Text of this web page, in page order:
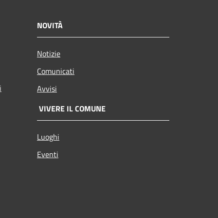
NOVITÀ
Notizie
Comunicati
Avvisi
VIVERE IL COMUNE
Luoghi
Eventi